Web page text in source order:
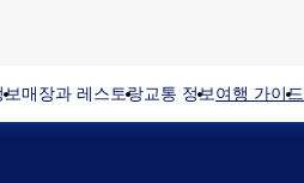
보매장과 레스토랑교통 정보여행 가이드